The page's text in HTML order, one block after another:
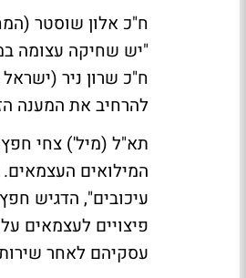
ח"כ אלון שוסטר
"יש שחיקה עצומה
ח"כ שרון ניר
להרחיב את המענה
תא"ל (מיל') צחי
המילואים
עיכובים", הדגיש
פיצויים לעצמאים
עסקיהם לאחר